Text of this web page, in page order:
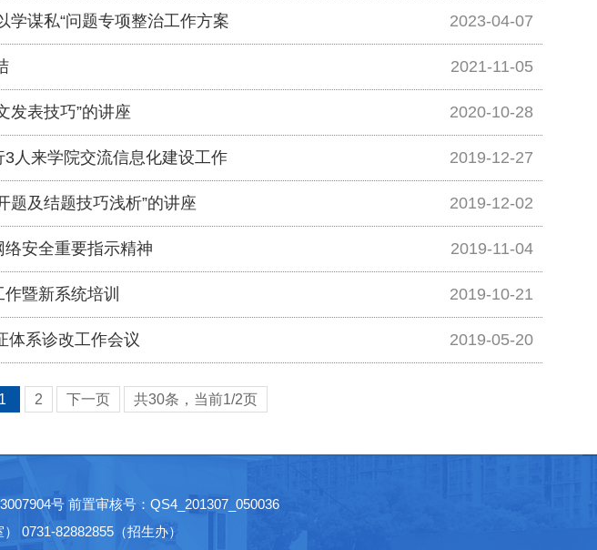
学谋私“问题专项整治工作方案 2023-04-07
2021-11-05
发表技巧”的讲座 2020-10-28
人来学院交流信息化建设工作 2019-12-27
题及结题技巧浅析”的讲座 2019-12-02
安全重要指示精神 2019-11-04
暨新系统培训 2019-10-21
体系诊改工作会议 2019-05-20
1 2 下一页 共30条，当前1/2页
号前置审核号：QS4_201307_050036
0731-82882855（招生办）